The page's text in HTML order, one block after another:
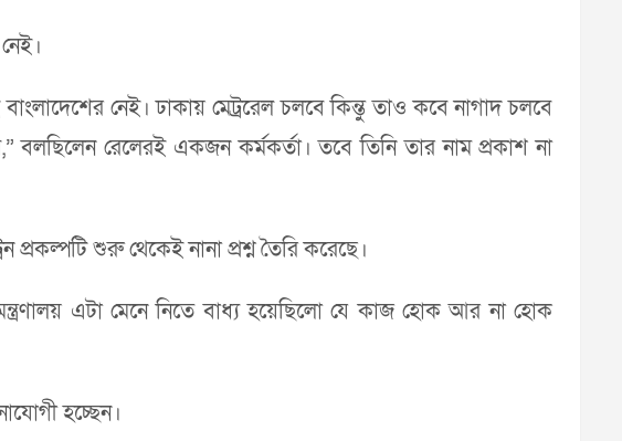
নেই। ঢাকায় মেট্ররেল চলবে কিন্তু তাও কবে নাগাদ চলবে
বলছিলেন রেলেরই একজন কর্মকর্তা। তবে তিনি তার নাম প্রকাশ না
শুরু থেকেই নানা প্রশ্ন তৈরি করেছে।
এটা মেনে নিতে বাধ্য হয়েছিলো যে কাজ হোক আর না হোক
হচ্ছেন।